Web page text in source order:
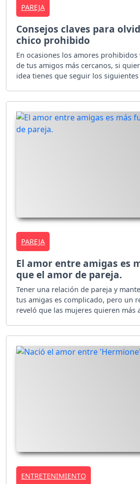
PAREJA
Consejos claves para
chico prohibido
En ocasiones los amores
de tus amigos más cercanos, si
idea tienes que seguir los
PAREJA
El amor entre amigas es
que el amor de pareja.
Tener una relación de pareja y
tus amigas es complicado, pero un
reveló que las mujeres quieren más
ENTRETENIMIENTO